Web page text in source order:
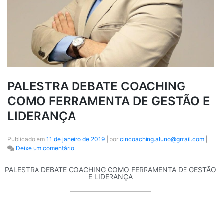
PALESTRA DEBATE COACHING
COMO FERRAMENTA DE GESTÃO E
LIDERANÇA
Publicado em 11 de janeiro de 2019 por cincoaching.aluno@gmail.com
Deixe um comentário
PALESTRA DEBATE COACHING COMO FERRAMENTA DE GESTÃO
E LIDERANÇA